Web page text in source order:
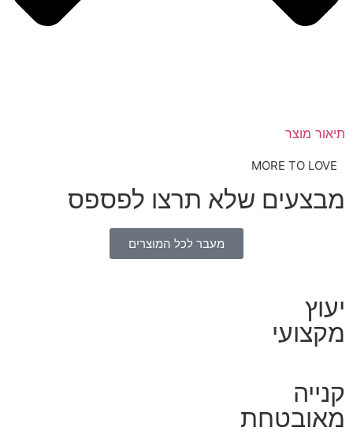
תיאור מוצר
MORE TO LOVE
מבצעים שלא תרצו לפספס
מעבר לכל המוצרים
יעוץ
מקצועי
קנייה
מאובטחת